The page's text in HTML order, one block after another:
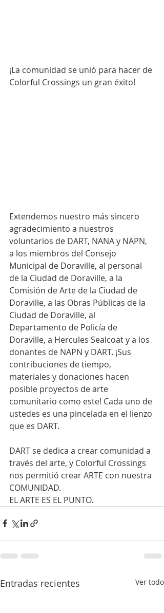
¡La comunidad se unió para hacer de
Colorful Crossings un gran éxito!
Extendemos nuestro más sincero
agradecimiento a nuestros
voluntarios de DART, NANA y NAPN,
a los miembros del Consejo
Municipal de Doraville, al personal
de la Ciudad de Doraville, a la
Comisión de Arte de la Ciudad de
Doraville, a las Obras Públicas de la
Ciudad de Doraville, al
Departamento de Policía de
Doraville, a Hercules Sealcoat y a los
donantes de NAPN y DART. ¡Sus
contribuciones de tiempo,
materiales y donaciones hacen
posible proyectos de arte
comunitario como este! Cada uno de
ustedes es una pincelada en el lienzo
que es DART.
DART se dedica a crear comunidad a
través del arte, y Colorful Crossings
nos permitió crear ARTE con nuestra
COMUNIDAD.
EL ARTE ES EL PUNTO.
Entradas recientes Ver todo